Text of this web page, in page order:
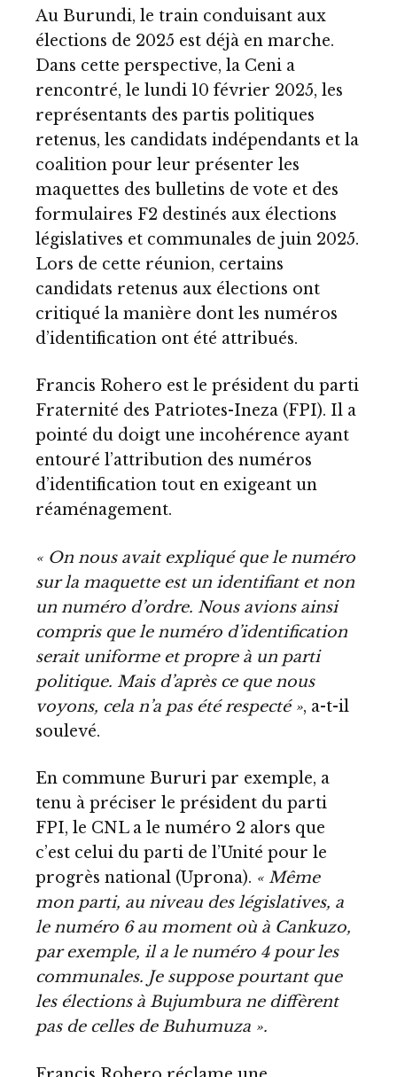
Au Burundi, le train conduisant aux
élections de 2025 est déjà en marche.
Dans cette perspective, la Ceni a
rencontré, le lundi 10 février 2025, les
représentants des partis politiques
retenus, les candidats indépendants et la
coalition pour leur présenter les
maquettes des bulletins de vote et des
formulaires F2 destinés aux élections
législatives et communales de juin 2025.
Lors de cette réunion, certains
candidats retenus aux élections ont
critiqué la manière dont les numéros
d’identification ont été attribués.
Francis Rohero est le président du parti
Fraternité des Patriotes-Ineza (FPI). Il a
pointé du doigt une incohérence ayant
entouré l’attribution des numéros
d’identification tout en exigeant un
réaménagement.
« On nous avait expliqué que le numéro
sur la maquette est un identifiant et non
un numéro d’ordre. Nous avions ainsi
compris que le numéro d’identification
serait uniforme et propre à un parti
politique. Mais d’après ce que nous
voyons, cela n’a pas été respecté », a-t-il
soulevé.
En commune Bururi par exemple, a
tenu à préciser le président du parti
FPI, le CNL a le numéro 2 alors que
c’est celui du parti de l’Unité pour le
progrès national (Uprona). « Même
mon parti, au niveau des législatives, a
le numéro 6 au moment où à Cankuzo,
par exemple, il a le numéro 4 pour les
communales. Je suppose pourtant que
les élections à Bujumbura ne diffèrent
pas de celles de Buhumuza ».